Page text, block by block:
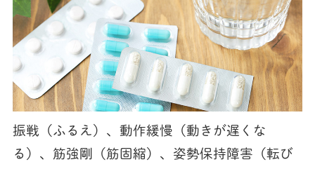
振戦（ふるえ）、動作緩慢（動きが遅くな
る）、筋強剛（筋固縮）、姿勢保持障害（転び